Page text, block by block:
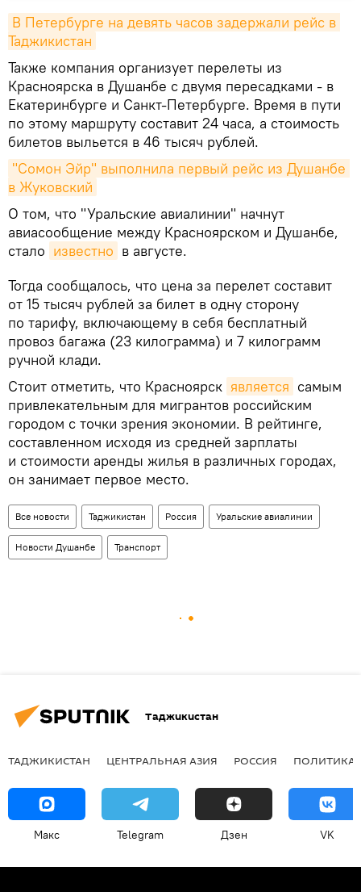
В Петербурге на девять часов задержали рейс в
Таджикистан
Также компания организует перелеты из
Красноярска в Душанбе с двумя пересадками - в
Екатеринбурге и Санкт-Петербурге. Время в пути
по этому маршруту составит 24 часа, а стоимость
билетов выльется в 46 тысяч рублей.
"Cомон Эйр" выполнила первый рейс из Душанбе
в Жуковский
О том, что "Уральские авиалинии" начнут
авиасообщение между Красноярском и Душанбе,
стало известно в августе.
Тогда сообщалось, что цена за перелет составит
от 15 тысяч рублей за билет в одну сторону
по тарифу, включающему в себя бесплатный
провоз багажа (23 килограмма) и 7 килограмм
ручной клади.
Стоит отметить, что Красноярск является самым
привлекательным для мигрантов российским
городом с точки зрения экономии. В рейтинге,
составленном исходя из средней зарплаты
и стоимости аренды жилья в различных городах,
он занимает первое место.
Все новости Таджикистан Россия Уральские авиалинии
Новости Душанбе Транспорт
Таджикистан
ТАДЖИКИСТАН ЦЕНТРАЛЬНАЯ АЗИЯ РОССИЯ ПОЛИТИКА
Макс Telegram Дзен VK